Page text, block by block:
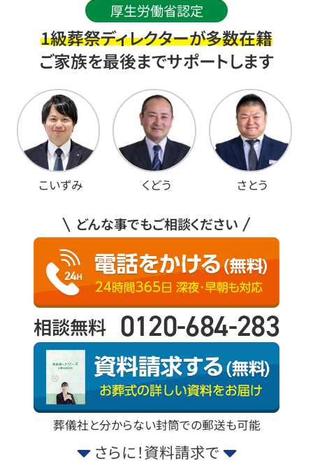
厚生労働省認定
1級葬祭ディレクターが多数在籍
ご家族を最後までサポートします
こいずみ くどう さとう
どんな事でもご相談ください
相談無料 0120-684-283
葬儀社と分からない封筒での郵送も可能
さらに！資料請求で